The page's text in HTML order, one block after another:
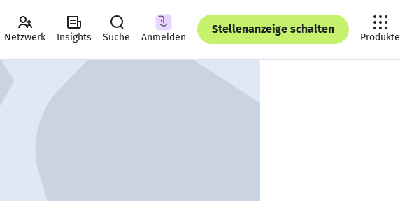
Netzwerk Insights Suche Anmelden
Stellenanzeige schalten
Produkte